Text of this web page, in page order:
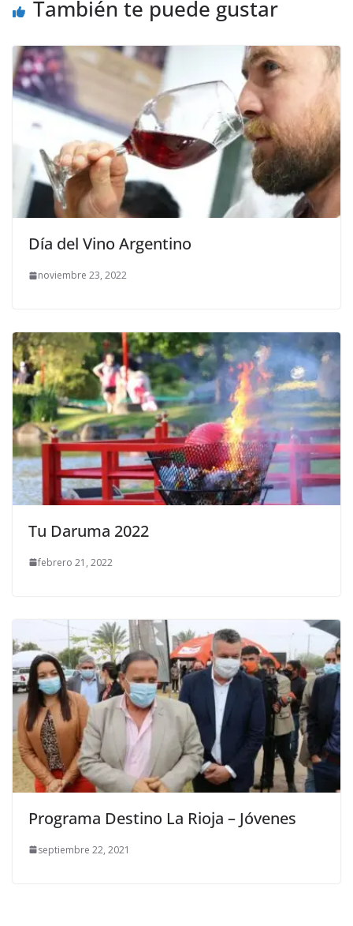
También te puede gustar
Día del Vino Argentino
noviembre 23, 2022
Tu Daruma 2022
febrero 21, 2022
Programa Destino La Rioja – Jóvenes
septiembre 22, 2021